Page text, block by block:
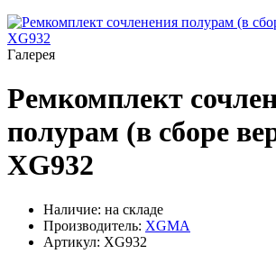
Галерея
Ремкомплект
полурам (в сборе
XG932
Наличие: на складе
Производитель: XGMA
Артикул: XG932